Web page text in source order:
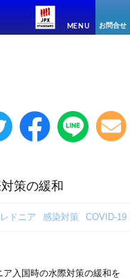
MENU お問合せ
策の緩和
ドニア 感染対策 COVID-19
入国時の水際対策の緩和を